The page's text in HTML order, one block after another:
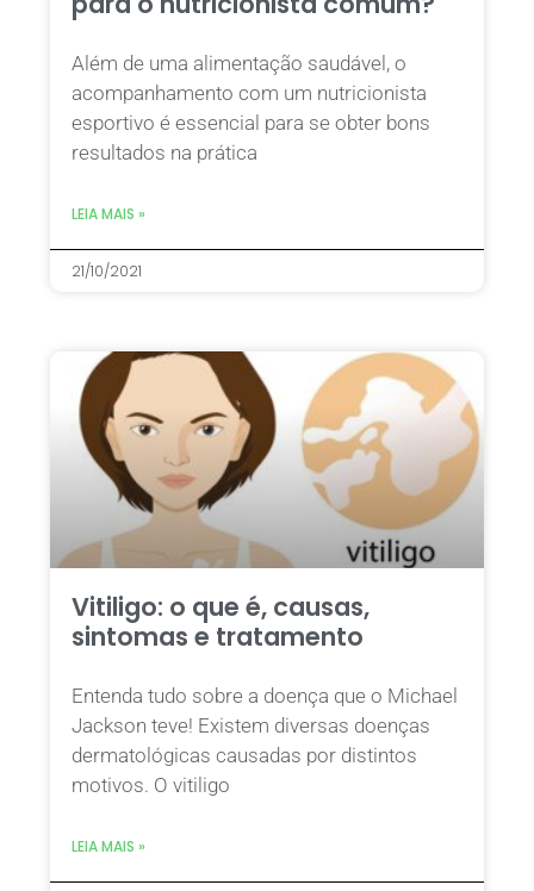
Além de uma alimentação saudável, o
acompanhamento com um nutricionista
esportivo é essencial para se obter bons
resultados na prática
LEIA MAIS »
21/10/2021
Vitiligo: o que é, causas,
sintomas e tratamento
Entenda tudo sobre a doença que o Michael
Jackson teve! Existem diversas doenças
dermatológicas causadas por distintos
motivos. O vitiligo
LEIA MAIS »